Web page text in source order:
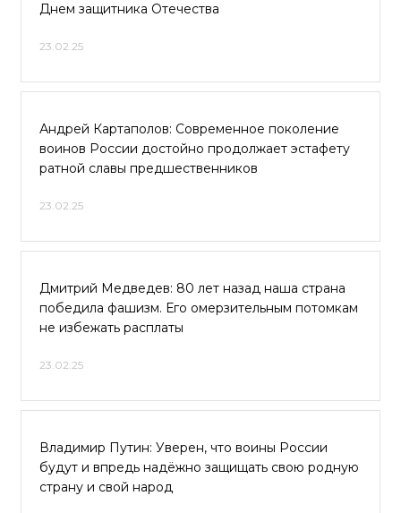
Днем защитника Отечества
23.02.25
Андрей Картаполов: Современное поколение
воинов России достойно продолжает эстафету
ратной славы предшественников
23.02.25
Дмитрий Медведев: 80 лет назад наша страна
победила фашизм. Его омерзительным потомкам
не избежать расплаты
23.02.25
Владимир Путин: Уверен, что воины России
будут и впредь надёжно защищать свою родную
страну и свой народ